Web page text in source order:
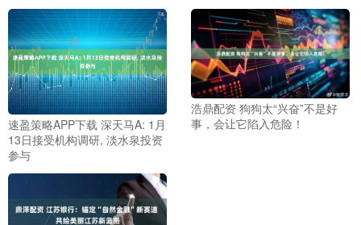
速盈策略APP下载 深天马A: 1月
13日接受机构调研, 淡水泉投资
参与
浩鼎配资 狗狗太“兴奋”不是好
事，会让它陷入危险！